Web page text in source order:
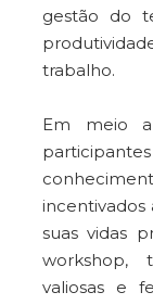
gestão do
trabalho.
Em meio
incentivados
suas vidas
workshop,
valiosas e